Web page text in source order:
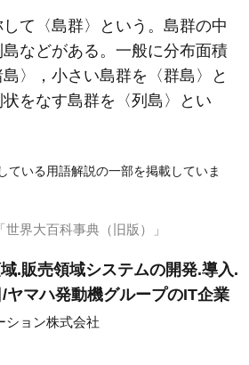
て〈島群〉という。島群の中
などがある。一般に分布面積
〉，小さい島群を〈群島〉と
をなす島群を〈列島〉とい
ている用語解説の一部を掲載していま
界大百科事典（旧版）」
.販売領域システムの開発.導入.
ヤマハ発動機グループのIT企業
ション株式会社